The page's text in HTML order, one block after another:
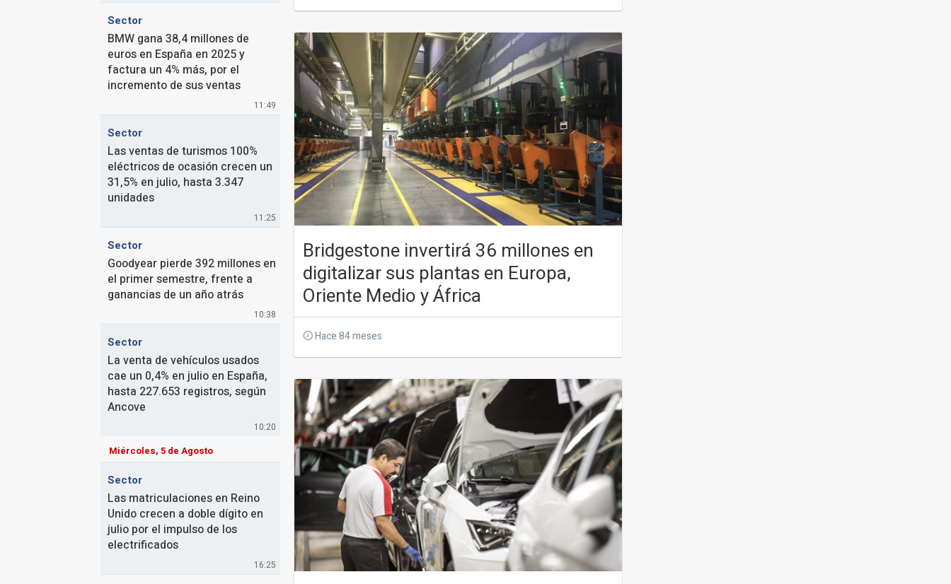
11:49
Sector
BMW gana 38,4 millones de
euros en España en 2025 y
factura un 4% más, por el
incremento de sus ventas
11:25
Sector
Las ventas de turismos 100%
eléctricos de ocasión crecen un
31,5% en julio, hasta 3.347
unidades
10:38
Sector
Goodyear pierde 392 millones en
el primer semestre, frente a
ganancias de un año atrás
10:20
Sector
La venta de vehículos usados
cae un 0,4% en julio en España,
hasta 227.653 registros, según
Ancove
Miércoles, 5 de Agosto
16:25
Sector
Las matriculaciones en Reino
Unido crecen a doble dígito en
julio por el impulso de los
electrificados
Bridgestone invertirá 36 millones en
digitalizar sus plantas en Europa,
Oriente Medio y África
Hace 84 meses